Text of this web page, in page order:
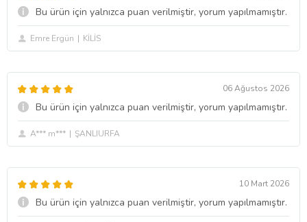
Bu ürün için yalnızca puan verilmiştir, yorum yapılmamıştır.
Emre Ergün KİLİS
06 Ağustos 2026
Bu ürün için yalnızca puan verilmiştir, yorum yapılmamıştır.
A*** m*** ŞANLIURFA
10 Mart 2026
Bu ürün için yalnızca puan verilmiştir, yorum yapılmamıştır.